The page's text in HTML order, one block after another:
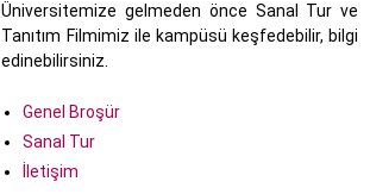
Üniversitemize gelmeden önce Sanal Tur ve
Tanıtım Filmimiz ile kampüsü keşfedebilir, bilgi
edinebilirsiniz.
Genel Broşür
Sanal Tur
İletişim